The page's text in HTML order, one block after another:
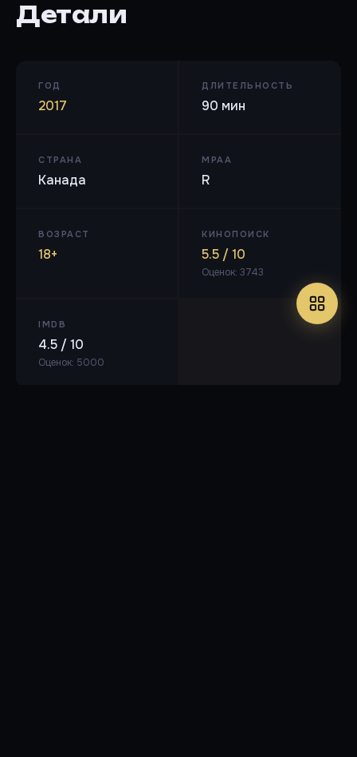
Детали
ГОД
2017
ДЛИТЕЛЬНОСТЬ
90 мин
СТРАНА
Канада
MPAA
R
ВОЗРАСТ
18+
КИНОПОИСК
5.5 / 10
Оценок: 3743
IMDB
4.5 / 10
Оценок: 5000